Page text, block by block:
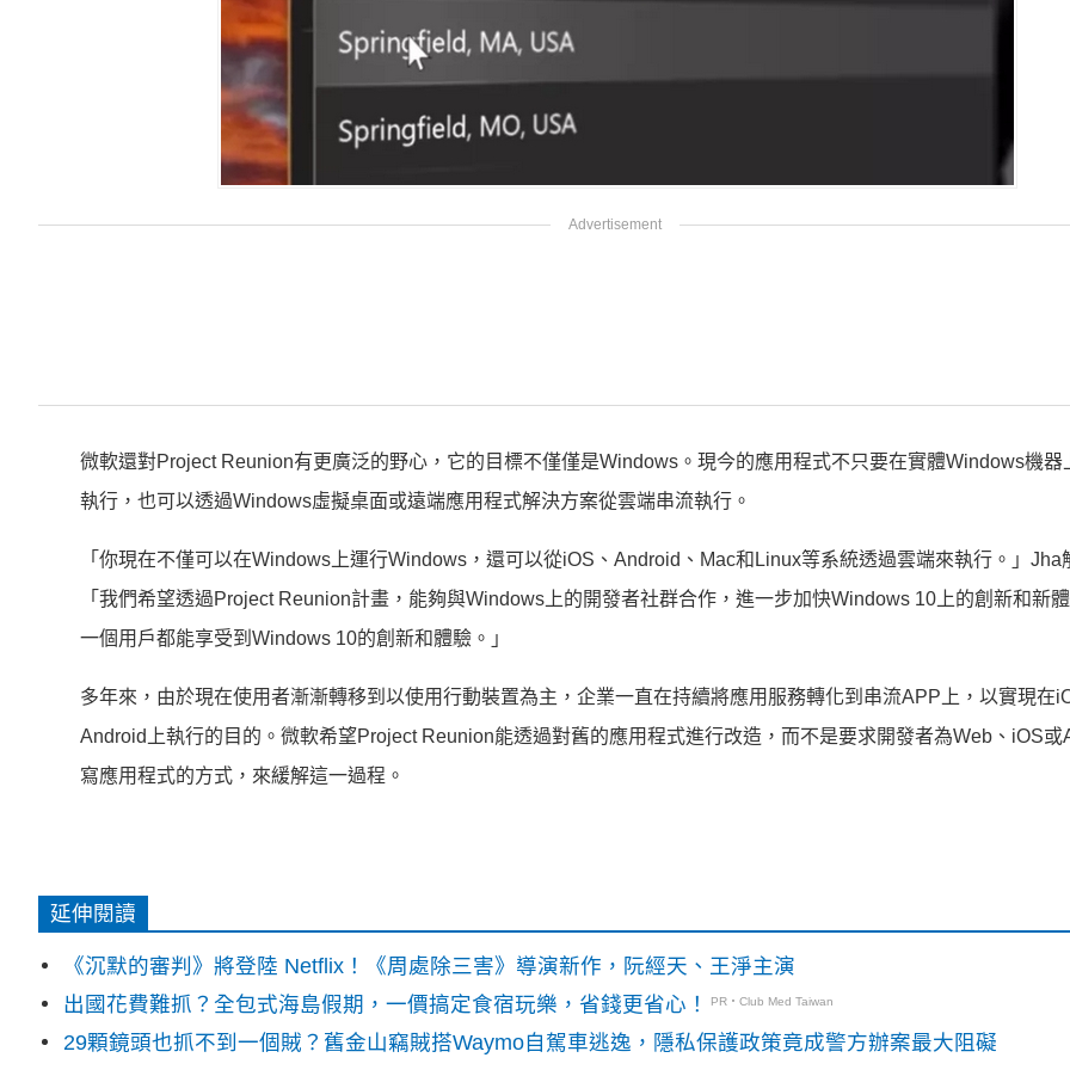
微軟還對Project Reunion有更廣泛的野心，它的目標不僅僅是Windows。現今的應用程式不只要在實體Windows機器
執行，也可以透過Windows虛擬桌面或遠端應用程式解決方案從雲端串流執行。
「你現在不僅可以在Windows上運行Windows，還可以從iOS、Android、Mac和Linux等系統透過雲端來執行。」Jha
「我們希望透過Project Reunion計畫，能夠與Windows上的開發者社群合作，進一步加快Windows 10上的創新和新
一個用戶都能享受到Windows 10的創新和體驗。」
多年來，由於現在使用者漸漸轉移到以使用行動裝置為主，企業一直在持續將應用服務轉化到串流APP上，以實現在
Android上執行的目的。微軟希望Project Reunion能透過對舊的應用程式進行改造，而不是要求開發者為Web、iOS或
寫應用程式的方式，來緩解這一過程。
延伸閱讀
《沉默的審判》將登陸 Netflix！《周處除三害》導演新作，阮經天、王淨主演
出國花費難抓？全包式海島假期，一價搞定食宿玩樂，省錢更省心！
PR・Club Med Taiwan
29顆鏡頭也抓不到一個賊？舊金山竊賊搭Waymo自駕車逃逸，隱私保護政策竟成警方辦案最大阻礙